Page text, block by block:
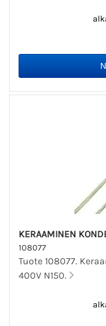
KERAAMINEN
108077
Tuote 108077.
400V N150.